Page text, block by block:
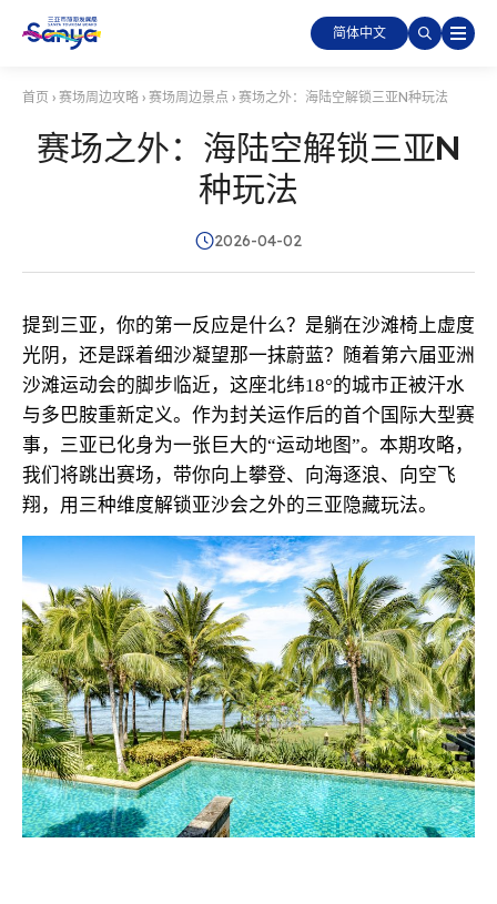
简体中文
首页 › 赛场周边攻略 › 赛场周边景点 › 赛场之外：海陆空解锁三亚N种玩法
赛场之外：海陆空解锁三亚N
种玩法
2026-04-02
提到三亚，你的第一反应是什么？是躺在沙滩椅上虚度
光阴，还是踩着细沙凝望那一抹蔚蓝？随着第六届亚洲
沙滩运动会的脚步临近，这座北纬18°的城市正被汗水
与多巴胺重新定义。作为封关运作后的首个国际大型赛
事，三亚已化身为一张巨大的“运动地图”。本期攻略，
我们将跳出赛场，带你向上攀登、向海逐浪、向空飞
翔，用三种维度解锁亚沙会之外的三亚隐藏玩法。